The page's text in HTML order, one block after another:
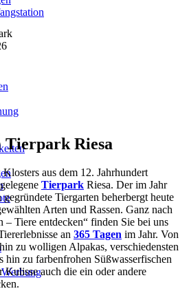
Riesa
aus dem 12. Jahrhundert
Tierpark Riesa. Der im Jahr
Tiergarten beherbergt heute
Arten und Rassen. Ganz nach
– Tiere entdecken“ finden Sie bei uns
an 365 Tagen im Jahr. Von
zu wolligen Alpakas, verschiedensten
hin zu farbenfrohen Süßwasserfischen
auch die ein oder andere